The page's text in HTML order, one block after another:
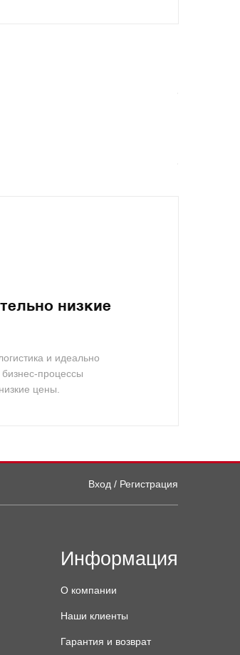
низкие
и идеально
процессы
цены.
Вход / Регистрация
Информация
О компании
Наши клиенты
Гарантия и возврат